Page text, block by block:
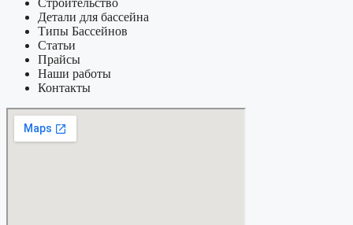
Строительство
Детали для бассейна
Типы Бассейнов
Статьи
Прайсы
Наши работы
Контакты